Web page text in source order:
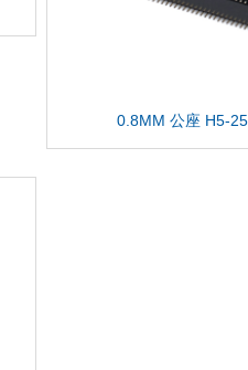
0.8MM 公座 H5-